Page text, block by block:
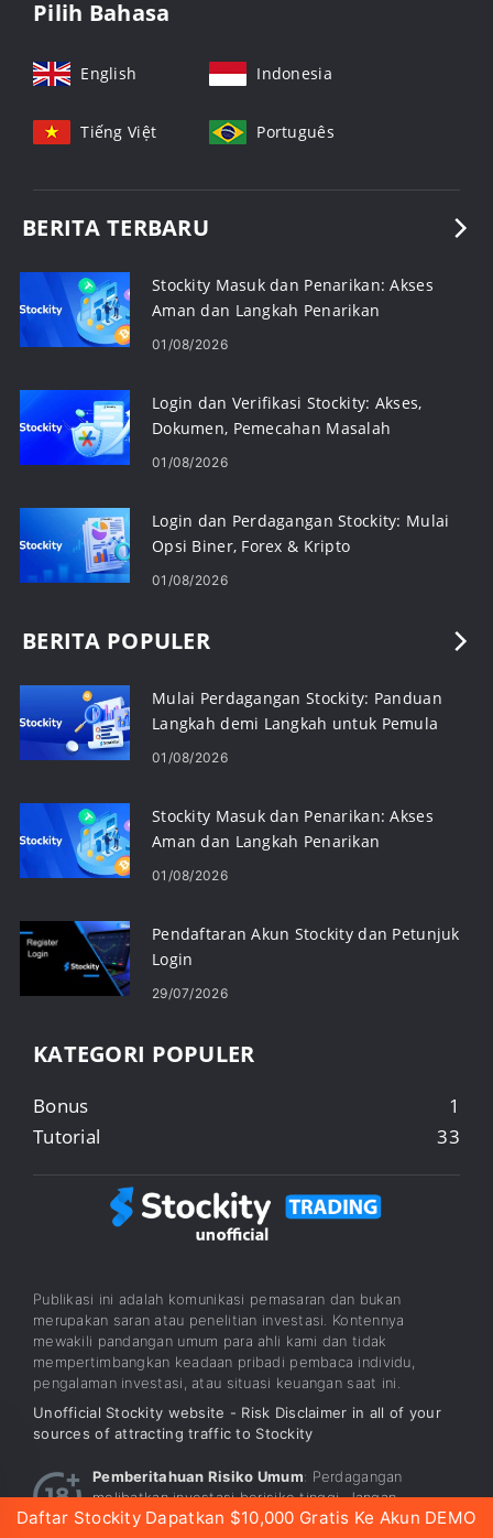
Pilih Bahasa
English Indonesia
Tiếng Việt Português
BERITA TERBARU
Stockity Masuk dan Penarikan: Akses
Aman dan Langkah Penarikan
01/08/2026
Login dan Verifikasi Stockity: Akses,
Dokumen, Pemecahan Masalah
01/08/2026
Login dan Perdagangan Stockity: Mulai
Opsi Biner, Forex & Kripto
01/08/2026
BERITA POPULER
Mulai Perdagangan Stockity: Panduan
Langkah demi Langkah untuk Pemula
01/08/2026
Stockity Masuk dan Penarikan: Akses
Aman dan Langkah Penarikan
01/08/2026
Pendaftaran Akun Stockity dan Petunjuk
Login
29/07/2026
KATEGORI POPULER
Bonus
1
Tutorial
33
Publikasi ini adalah komunikasi pemasaran dan bukan
merupakan saran atau penelitian investasi. Kontennya
mewakili pandangan umum para ahli kami dan tidak
mempertimbangkan keadaan pribadi pembaca individu,
pengalaman investasi, atau situasi keuangan saat ini.
Unofficial Stockity website - Risk Disclaimer in all of your
sources of attracting traffic to Stockity
Pemberitahuan Risiko Umum: Perdagangan
melibatkan investasi berisiko tinggi. Jangan
menginvestasikan dana yang Anda tidak siap
Daftar Stockity Dapatkan $10,000 Gratis Ke Akun DEMO